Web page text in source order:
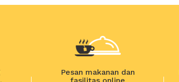
Pesan makanan dan